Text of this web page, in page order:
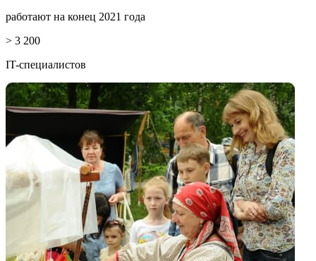
работают на конец 2021 года
> 3 200
IT-специалистов